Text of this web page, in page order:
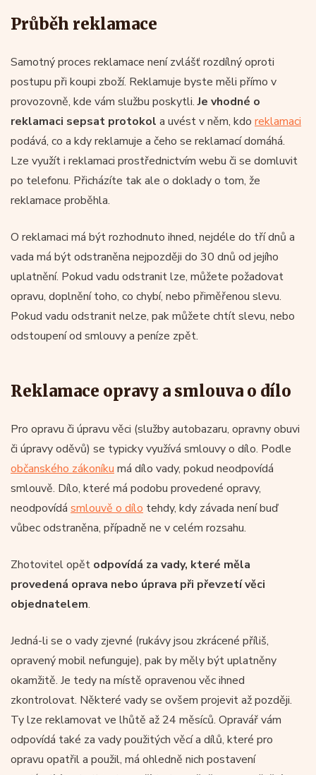
Průběh reklamace
Samotný proces reklamace není zvlášť rozdílný oproti
postupu při koupi zboží. Reklamuje byste měli přímo v
provozovně, kde vám službu poskytli.Je vhodné o
reklamaci sepsat protokol a uvést v něm, kdo reklamaci
podává, co a kdy reklamuje a čeho se reklamací domáhá.
Lze využít i reklamaci prostřednictvím webu či se domluvit
po telefonu. Přicházíte tak ale o doklady o tom, že
reklamace proběhla.
O reklamaci má být rozhodnuto ihned, nejdéle do tří dnů a
vada má být odstraněna nejpozději do 30 dnů od jejího
uplatnění. Pokud vadu odstranit lze, můžete požadovat
opravu, doplnění toho, co chybí, nebo přiměřenou slevu.
Pokud vadu odstranit nelze, pak můžete chtít slevu, nebo
odstoupení od smlouvy a peníze zpět.
Reklamace opravy a smlouva o dílo
Pro opravu či úpravu věci (služby autobazaru, opravny obuvi
či úpravy oděvů) se typicky využívá smlouvy o dílo. Podle
občanského zákoníku má dílo vady, pokud neodpovídá
smlouvě. Dílo, které má podobu provedené opravy,
neodpovídá smlouvě o dílo tehdy, kdy závada není buď
vůbec odstraněna, případně ne v celém rozsahu.
Zhotovitel opět odpovídá za vady, které měla
provedená oprava nebo úprava při převzetí věci
objednatelem.
Jedná-li se o vady zjevné (rukávy jsou zkrácené příliš,
opravený mobil nefunguje), pak by měly být uplatněny
okamžitě. Je tedy na místě opravenou věc ihned
zkontrolovat. Některé vady se ovšem projevit až později.
Ty lze reklamovat ve lhůtě až 24 měsíců. Opravář vám
odpovídá také za vady použitých věcí a dílů, které pro
opravu opatřil a použil, má ohledně nich postavení